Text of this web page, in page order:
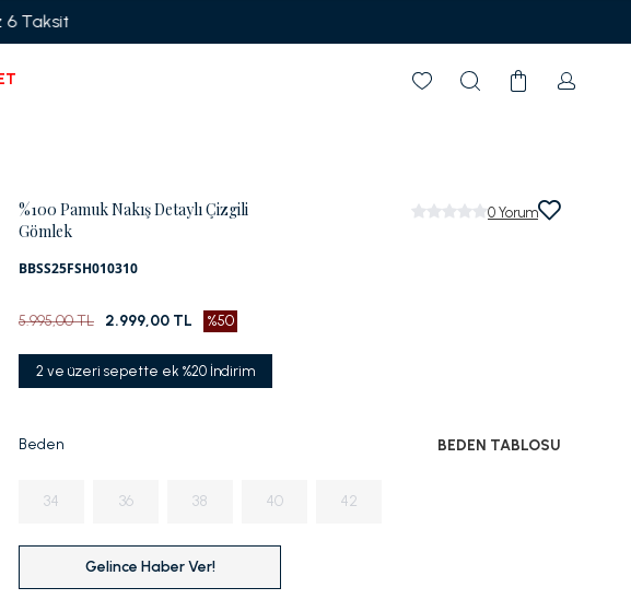
6 Taksit
%100 Pamuk Nakış Detaylı Çizgili
Gömlek
BBSS25FSH010310
0 Yorum
5.995,00 TL 2.999,00 TL %50
2 ve üzeri sepette ek %20 İndirim
Beden BEDEN TABLOSU
34 36 38 40 42
Gelince Haber Ver!